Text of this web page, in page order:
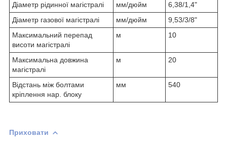
Діаметр рідинної магістралі
мм/дюйм
6,38/1,4"
Діаметр газової магістралі
мм/дюйм
9,53/3/8"
Максимальний перепад
висоти магістралі
м 10
Максимальна довжина
магістралі
м 20
Відстань між болтами
кріплення нар. блоку
мм 540
Приховати